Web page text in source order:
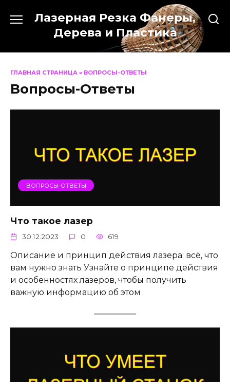
содержанию
Лазерная Резка Фанеры,
Дерева и Пластика
ГЛАВНАЯ СТРАНИЦА » ВОПРОСЫ-ОТВЕТЫ
Вопросы-Ответы
ВОПРОСЫ-ОТВЕТЫ
Что такое лазер
30.12.2023 0 619
Описание и принцип действия лазера: всё, что
вам нужно знать Узнайте о принципе действия
и особенностях лазеров, чтобы получить
важную информацию об этом